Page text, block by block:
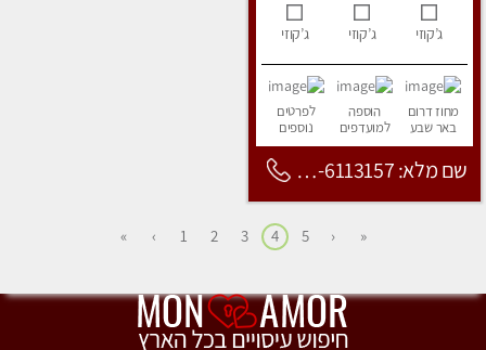
ג’קוזי ג’קוזי ג’קוזי
מחוז דרום
באר שבע
הוספה
למועדפים
לפרטים
נוספים
שם מלא: 053-6113157
«
‹
5
4
3
2
1
›
»